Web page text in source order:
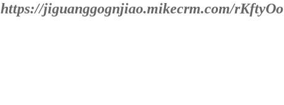
https://jiguanggognjiao.mikecrm.com/rKftyOo